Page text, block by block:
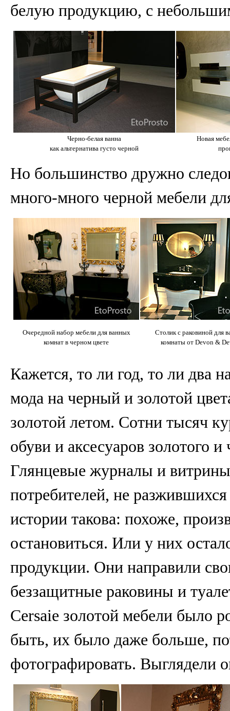
белую продукцию, с
Черно-белая ванна
как альтернатива густо черной
Новая
Но большинство дружно
много-много черной мебели
Очередной набор мебели для ванных
комнат в черном цвете
Столик с раковиной для
комнаты от Devon &
Кажется, то ли год, то ли два
мода на черный и золотой
золотой летом. Сотни тысяч
обуви и аксесуаров золотого
Глянцевые журналы и
потребителей, не
истории такова: похоже,
остановиться. Или у них
продукции. Они направили
беззащитные раковины и
Cersaie золотой мебели было
быть, их было даже больше,
фотографировать. Выглядели